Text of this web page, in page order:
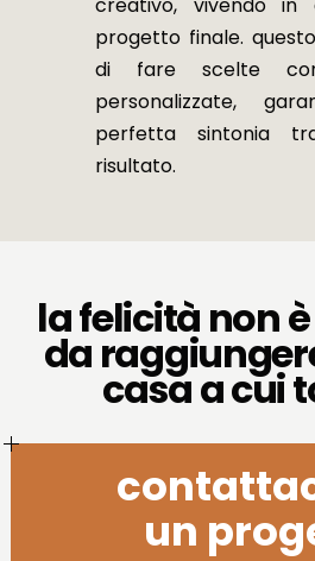
progetto finale.
di fare scelte
personalizzate,
perfetta sintonia
risultato.
la felicità non
da
casa a cui
un